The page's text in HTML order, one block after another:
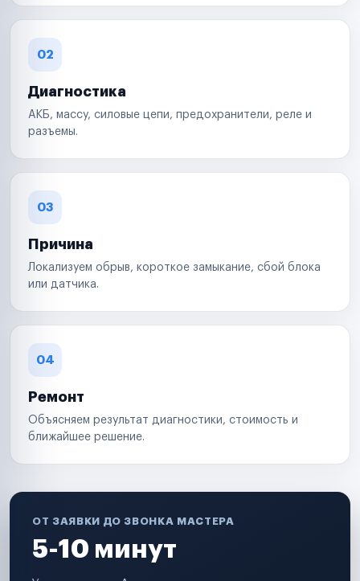
02
Диагностика
АКБ, массу, силовые цепи, предохранители, реле и
разъемы.
03
Причина
Локализуем обрыв, короткое замыкание, сбой блока
или датчика.
04
Ремонт
Объясняем результат диагностики, стоимость и
ближайшее решение.
ОТ ЗАЯВКИ ДО ЗВОНКА МАСТЕРА
5-10 минут